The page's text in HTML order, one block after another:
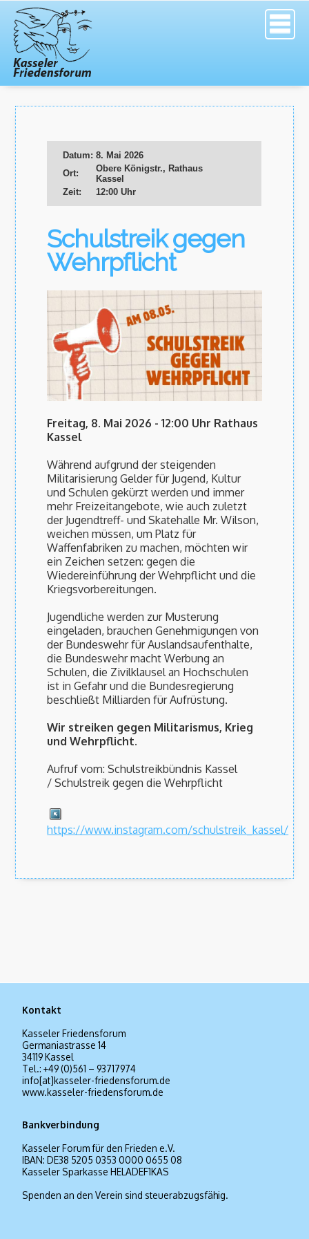
Datum: 8. Mai 2026
Ort:
Obere Königstr., Rathaus
Kassel
Zeit:
12:00 Uhr
Schulstreik gegen
Wehrpflicht
Freitag, 8. Mai 2026 - 12:00 Uhr Rathaus
Kassel
Während aufgrund der steigenden
Militarisierung Gelder für Jugend, Kultur
und Schulen gekürzt werden und immer
mehr Freizeitangebote, wie auch zuletzt
der Jugendtreff- und Skatehalle Mr. Wilson,
weichen müssen, um Platz für
Waffenfabriken zu machen, möchten wir
ein Zeichen setzen: gegen die
Wiedereinführung der Wehrpflicht und die
Kriegsvorbereitungen.
Jugendliche werden zur Musterung
eingeladen, brauchen Genehmigungen von
der Bundeswehr für Auslandsaufenthalte,
die Bundeswehr macht Werbung an
Schulen, die Zivilklausel an Hochschulen
ist in Gefahr und die Bundesregierung
beschließt Milliarden für Aufrüstung.
Wir streiken gegen Militarismus, Krieg
und Wehrpflicht.
Aufruf vom: Schulstreikbündnis Kassel
/ Schulstreik gegen die Wehrpflicht
https://www.instagram.com/schulstreik_kassel/
Kontakt
Kasseler Friedensforum
Germaniastrasse 14
34119 Kassel
Tel.: +49 (0)561 – 93717974
info[at]kasseler-friedensforum.de
www.kasseler-friedensforum.de
Bankverbindung
Kasseler Forum für den Frieden e.V.
IBAN: DE38 5205 0353 0000 0655 08
Kasseler Sparkasse HELADEF1KAS
Spenden an den Verein sind steuerabzugsfähig.